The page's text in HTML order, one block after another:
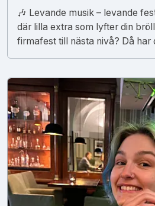
🎶 Levande musik – levande
där lilla extra som lyfter din
firmafest till nästa nivå? Då har